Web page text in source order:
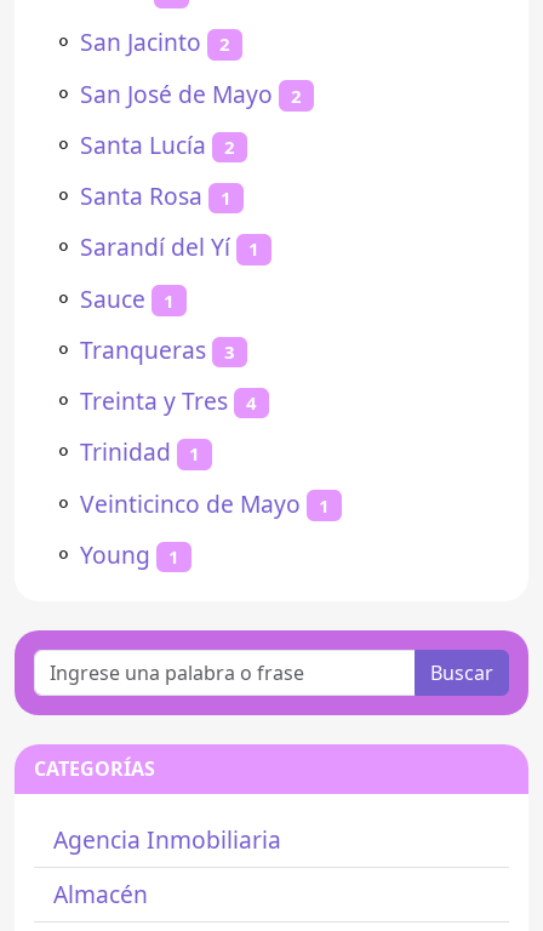
⚬ San Jacinto 2
⚬ San José de Mayo 2
⚬ Santa Lucía 2
⚬ Santa Rosa 1
⚬ Sarandí del Yí 1
⚬ Sauce 1
⚬ Tranqueras 3
⚬ Treinta y Tres 4
⚬ Trinidad 1
⚬ Veinticinco de Mayo 1
⚬ Young 1
Buscar
CATEGORÍAS
Agencia Inmobiliaria
Almacén